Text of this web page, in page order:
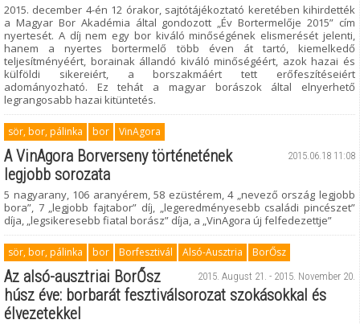
2015. december 4-én 12 órakor, sajtótájékoztató keretében kihirdették
a Magyar Bor Akadémia által gondozott „Év Bortermelője 2015” cím
nyertesét. A díj nem egy bor kiváló minőségének elismerését jelenti,
hanem a nyertes bortermelő több éven át tartó, kiemelkedő
teljesítményéért, borainak állandó kiváló minőségéért, azok hazai és
külföldi sikereiért, a borszakmáért tett erőfeszítéseiért
adományozható. Ez tehát a magyar borászok által elnyerhető
legrangosabb hazai kitüntetés.
sör, bor, pálinka bor VinAgora
2015.06.18 11:08
A VinAgora Borverseny történetének
legjobb sorozata
5 nagyarany, 106 aranyérem, 58 ezüstérem, 4 „nevező ország legjobb
bora”, 7 „legjobb fajtabor” díj, „legeredményesebb családi pincészet”
díja, „legsikeresebb fiatal borász” díja, a „VinAgora új felfedezettje”
sör, bor, pálinka bor Borfesztivál Alsó-Ausztria BorŐsz
2015. August 21. - 2015. November 20.
Az alsó-ausztriai BorŐsz
húsz éve: borbarát fesztiválsorozat szokásokkal és
élvezetekkel